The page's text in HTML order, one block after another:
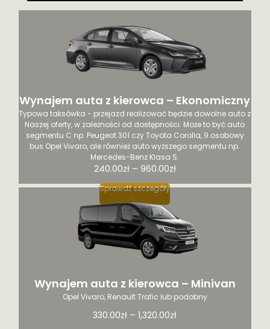
Wynajem auta z kierowca – Ekonomiczny
Typowa taksówka - przejazd realizować będzie dowolne auto z
Naszej oferty, w zależności od dostępności. Może to być auto
segmentu C np. Peugeot 301 czy Toyota Corolla, 9 osobowy
bus Opel Vivaro, ale również auto wyższego segmentu np.
Mercedes-Benz Klasa S.
240.00zł– 960.00zł
Sprawdź szczegóły
Ten
ma
wiele
wariantów.
Opcje
można
wybrać
na
Wynajem auta z kierowca – Minivan
Opel Vivaro, Renault Trafic lub podobny
330.00zł –1,320.00zł
Ten